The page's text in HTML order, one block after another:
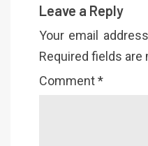
Leave a Reply
Your email
Required fields are
Comment*